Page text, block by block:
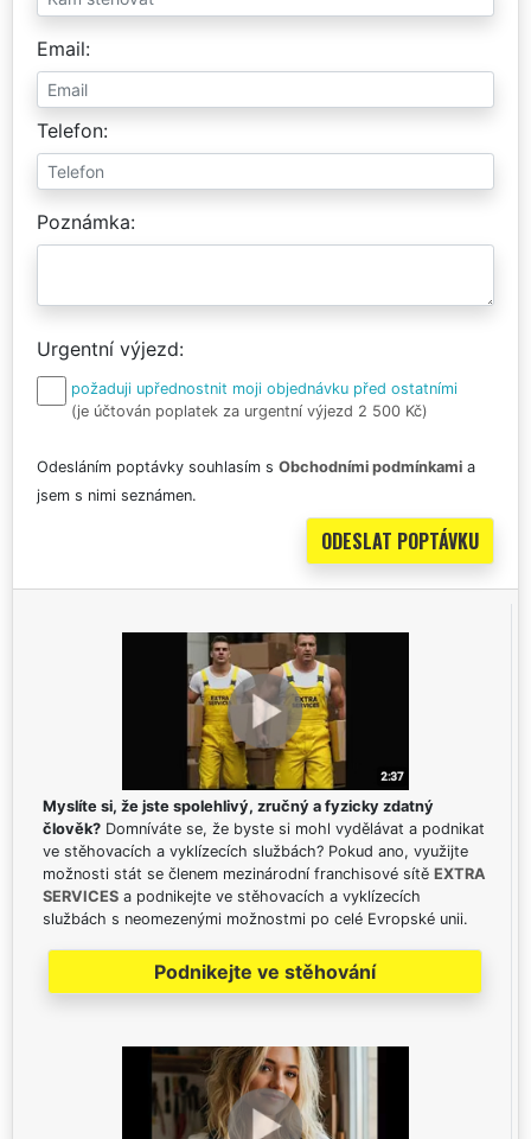
Email
Telefon
Poznámka
Urgentní výjezd
požaduji upřednostnit moji objednávku před ostatními
(je účtován poplatek za urgentní výjezd 2 500 Kč)
Odesláním poptávky souhlasím s Obchodními podmínkami a
jsem s nimi seznámen.
Myslíte si, že jste spolehlivý, zručný a fyzicky zdatný
člověk? Domníváte se, že byste si mohl vydělávat a podnikat
ve stěhovacích a vyklízecích službách? Pokud ano, využijte
možnosti stát se členem mezinárodní franchisové sítě EXTRA
SERVICES a podnikejte ve stěhovacích a vyklízecích
službách s neomezenými možnostmi po celé Evropské unii.
Podnikejte ve stěhování